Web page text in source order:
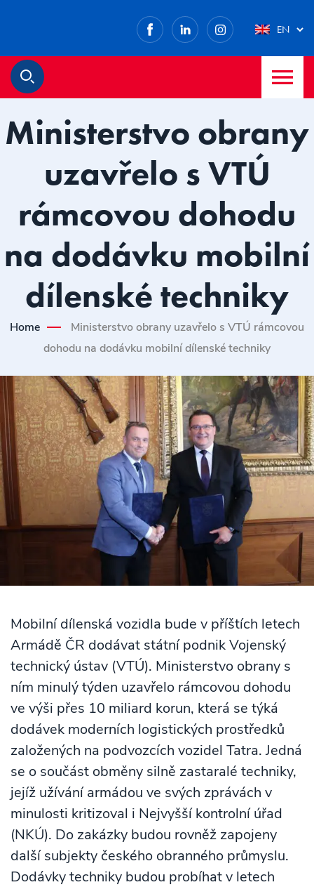
Facebook
LinkedInInstagram
EN
Ministerstvo obrany
uzavřelo s VTÚ
rámcovou dohodu
na dodávku mobilní
dílenské techniky
Home
Ministerstvo obrany uzavřelo s VTÚ rámcovou
dohodu na dodávku mobilní dílenské techniky
Mobilní dílenská vozidla bude v příštích letech
Armádě ČR dodávat státní podnik Vojenský
technický ústav (VTÚ). Ministerstvo obrany s
ním minulý týden uzavřelo rámcovou dohodu
ve výši přes 10 miliard korun, která se týká
dodávek moderních logistických prostředků
založených na podvozcích vozidel Tatra. Jedná
se o součást obměny silně zastaralé techniky,
jejíž užívání armádou ve svých zprávách v
minulosti kritizoval i Nejvyšší kontrolní úřad
(NKÚ). Do zakázky budou rovněž zapojeny
další subjekty českého obranného průmyslu.
Dodávky techniky budou probíhat v letech